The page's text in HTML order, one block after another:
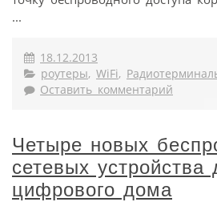
...
18.12.2013
роутеры, WiFi,
Оставить комментарий
Четыре новых
сетевых устройства
цифрового дома